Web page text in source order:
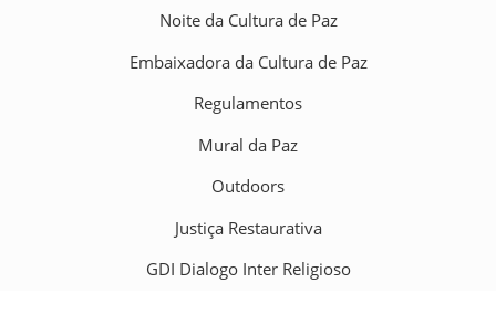
Noite da Cultura de Paz
Embaixadora da Cultura de Paz
Regulamentos
Mural da Paz
Outdoors
Justiça Restaurativa
GDI Dialogo Inter Religioso